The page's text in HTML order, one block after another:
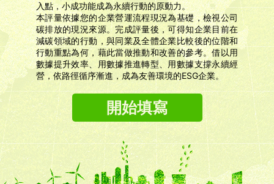
入點，小成功能成為永續行動的原動力。
本評量依據您的企業營運流程現況為基礎，檢視公司
碳排放的現況來源。完成評量後，可得知企業目前在
減碳領域的行動，與同業及全體企業比較後的位階和
行動重點為何，藉此當做推動和改善的參考。借以用
數據提升效率、用數據推進轉型、用數據支撐永續經
營，依路徑循序漸進，成為友善環境的ESG企業。
開始填寫